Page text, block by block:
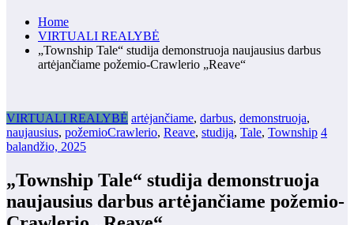
Home
VIRTUALI REALYBĖ
„Township Tale“ studija demonstruoja naujausius darbus
artėjančiame požemio-Crawlerio „Reave“
VIRTUALI REALYBĖ artėjančiame, darbus, demonstruoja,
naujausius, požemioCrawlerio, Reave, studiją, Tale, Township 4
balandžio, 2025
„Township Tale“ studija demonstruoja
naujausius darbus artėjančiame požemio-